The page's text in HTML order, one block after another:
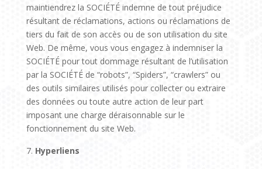
maintiendrez la SOCIÉTÉ indemne de tout préjudice
résultant de réclamations, actions ou réclamations de
tiers du fait de son accès ou de son utilisation du site
Web. De même, vous vous engagez à indemniser la
SOCIÉTÉ pour tout dommage résultant de l’utilisation
par la SOCIÉTÉ de “robots”, “Spiders”, “crawlers” ou
des outils similaires utilisés pour collecter ou extraire
des données ou toute autre action de leur part
imposant une charge déraisonnable sur le
fonctionnement du site Web.
Hyperliens